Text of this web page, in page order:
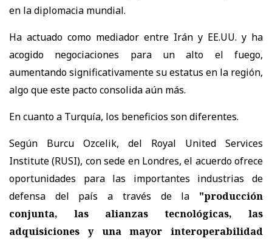
en la diplomacia mundial.
Ha actuado como mediador entre Irán y EE.UU. y ha
acogido negociaciones para un alto el fuego,
aumentando significativamente su estatus en la región,
algo que este pacto consolida aún más.
En cuanto a Turquía, los beneficios son diferentes.
Según Burcu Ozcelik, del Royal United Services
Institute (RUSI), con sede en Londres, el acuerdo ofrece
oportunidades para las importantes industrias de
defensa del país a través de la "producción
conjunta, las alianzas tecnológicas, las
adquisiciones y una mayor interoperabilidad